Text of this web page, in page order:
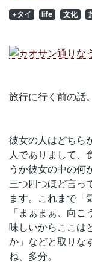
+タイ life 文化
旅行に行く前の話。
彼女の人はどちら
人でありまして、
うか彼女の中の何
三つ四つほど言っ
ます。これまで「
「まぁまぁ、向
味しいからここは
か」などと取りな
ね、多分。